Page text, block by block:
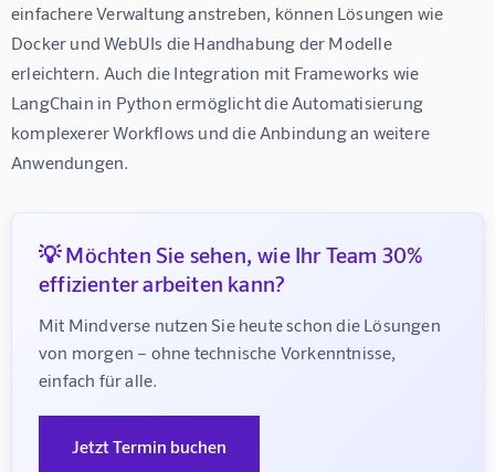
einfachere Verwaltung anstreben, können Lösungen wie
Docker und WebUIs die Handhabung der Modelle
erleichtern. Auch die Integration mit Frameworks wie
LangChain in Python ermöglicht die Automatisierung
komplexerer Workflows und die Anbindung an weitere
Anwendungen.
💡 Möchten Sie sehen, wie Ihr Team 30%
effizienter arbeiten kann?
Mit Mindverse nutzen Sie heute schon die Lösungen
von morgen – ohne technische Vorkenntnisse,
einfach für alle.
Jetzt Termin buchen